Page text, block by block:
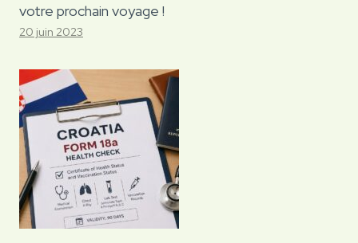
votre prochain voyage !
20 juin 2023